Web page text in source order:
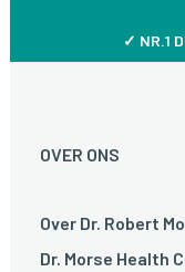
✓ NR.1
OVER ONS
Over Dr. Robert
Dr. Morse Health